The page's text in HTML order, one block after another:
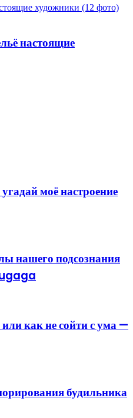
художники (12 фото)
настоящие
моё настроение
нашего подсознания
как не сойти с ума —
будильника